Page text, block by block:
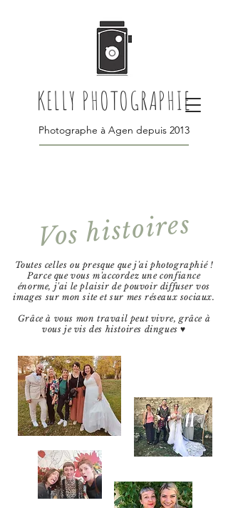
KELLY PHOTOGRAPHIE
Photographe à Agen depuis 2013
Vos histoires
Toutes celles ou presque que j'ai photographié !
Parce que vous m'accordez une confiance
énorme, j'ai le plaisir de pouvoir diffuser vos
images sur mon site et sur mes réseaux sociaux.
Grâce à vous mon travail peut vivre, grâce à
vous je vis des histoires dingues ♥️